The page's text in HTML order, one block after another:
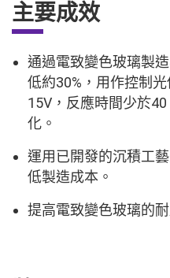
主要成效
通過電致變色玻璃製
低約30%，用作控制
15V，反應時間少於
化。
運用已開發的沉積工
低製造成本。
提高電致變色玻璃的耐